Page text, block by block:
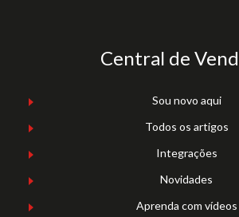
Central de
Sou novo aqui
Todos os artigos
Integrações
Novidades
Aprenda com vídeos